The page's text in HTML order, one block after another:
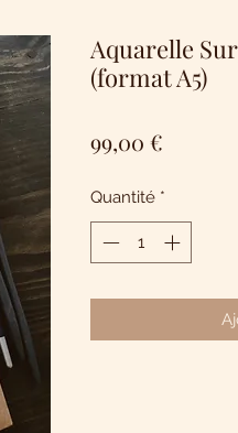
Aquarelle
(format A5)
99,00 €
Quantité *